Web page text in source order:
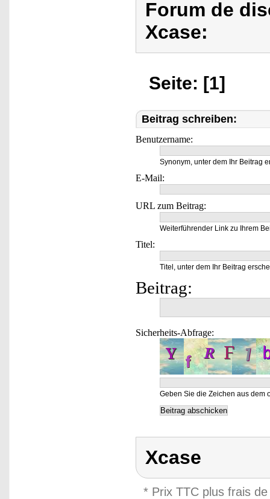
Forum de
Xcase:
Seite: [1]
Beitrag schreiben:
Benutzername:
Synonym, unter dem Ihr Beitrag
E-Mail:
URL zum Beitrag:
Weiterführender Link zu Ihrem
Titel:
Titel, unter dem Ihr Beitrag
Beitrag:
Sicherheits-Abfrage:
Geben Sie die Zeichen aus dem
Xcase
* Prix TTC plus frais